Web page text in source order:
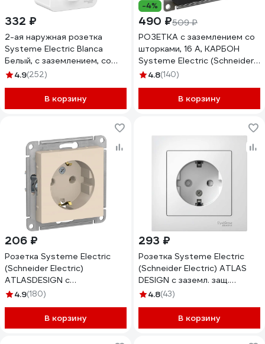
332 ₽
2-ая наружная розетка
Systeme Electric Blanca
Белый, с заземлением, со
шторками, 16А, 250В,
BLNRA011211
4.9(252)
В корзину
-4%
490 ₽509 ₽
РОЗЕТКА с заземлением со
шторками, 16 А, КАРБОН
Systeme Electric (Schneider
Electric) ATLASDESIGN
4.8(140)
В корзину
206 ₽
Розетка Systeme Electric
(Schneider Electric)
ATLASDESIGN с
заземлением, 16А, бежевый
4.9(180)
В корзину
293 ₽
Розетка Systeme Electric
(Schneider Electric) ATLAS
DESIGN с заземл. защ.
шторки 16А в сборе бел.
4.8(43)
В корзину